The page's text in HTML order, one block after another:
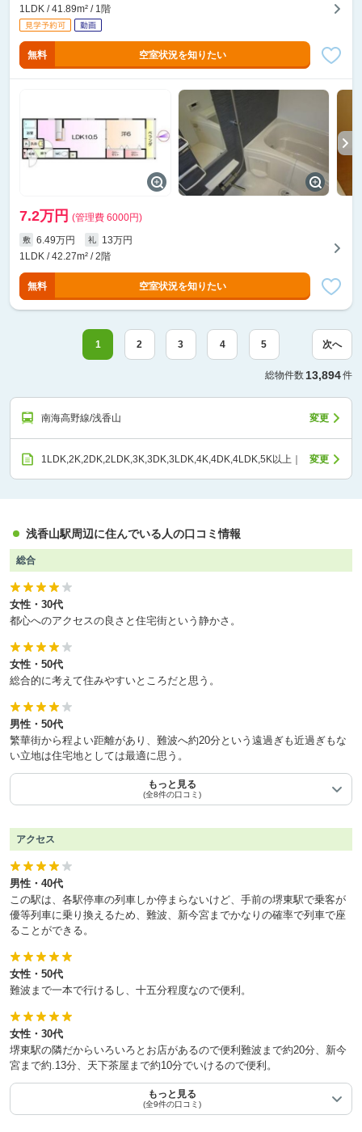
1LDK / 41.89m² / 1階
無料 空室状況を知りたい
7.2万円 (管理費 6000円)
敷 6.49万円 礼
13万円
1LDK / 42.27m² / 2階
無料 空室状況を知りたい
1 2 3 4 5 次へ
総物件数 13,894件
南海高野線/浅香山 変更
1LDK,2K,2DK,2LDK,3K,3DK,3LDK,4K,4DK,4LDK,5K以上｜ 変更
浅香山駅周辺に住んでいる人の口コミ情報
総合
女性・30代
都心へのアクセスの良さと住宅街という静かさ。
女性・50代
総合的に考えて住みやすいところだと思う。
男性・50代
繁華街から程よい距離があり、難波へ約20分という遠過ぎも近過ぎもな
い立地は住宅地としては最適に思う。
もっと見る
(全8件の口コミ)
アクセス
男性・40代
この駅は、各駅停車の列車しか停まらないけど、手前の堺東駅で乗客が
優等列車に乗り換えるため、難波、新今宮までかなりの確率で列車で座
ることができる。
女性・50代
難波まで一本で行けるし、十五分程度なので便利。
女性・30代
堺東駅の隣だからいろいろとお店があるので便利難波まで約20分、新今
宮まで約.13分、天下茶屋まで約10分でいけるので便利。
もっと見る
(全9件の口コミ)